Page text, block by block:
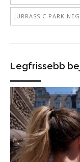
JURRASSIC PARK
Legfrissebb